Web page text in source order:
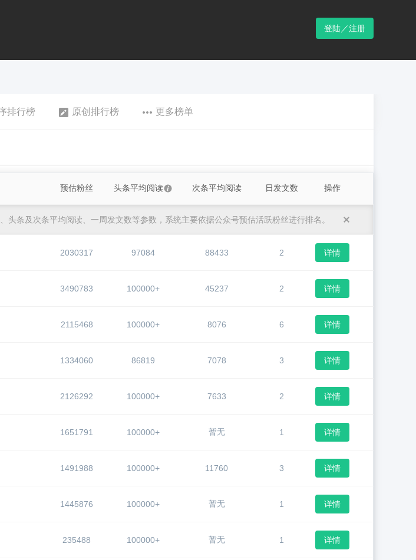
登陆／注册
排行榜 原创排行榜 更多榜单
预估粉丝 头条平均阅读 次条平均阅读 日发文数 操作
头条及次条平均阅读、一周发文数等参数，系统主要依据公众号预估活跃粉丝进行排名。
2030317 97084 88433 2 详情
3490783 100000+ 45237 2 详情
2115468 100000+ 8076 6 详情
1334060 86819 7078 3 详情
2126292 100000+ 7633 2 详情
1651791 100000+ 暂无 1 详情
1491988 100000+ 11760 3 详情
1445876 100000+ 暂无 1 详情
235488 100000+ 暂无 1 详情